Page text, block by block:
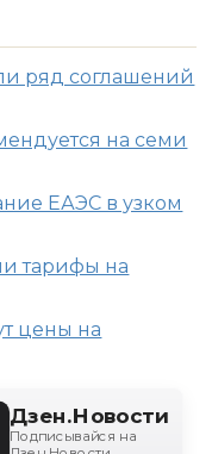
ряд соглашений
на семи
ЕАЭС в узком
тарифы на
цены на
Дзен.Новости
Подписывайся на